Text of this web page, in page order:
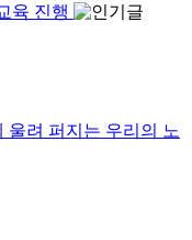
육 진행
울려 퍼지는 우리의 노